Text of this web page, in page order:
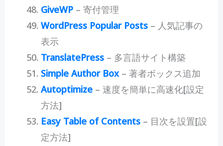
GiveWP– 寄付管理
WordPress Popular Posts– 人気記事の
表示
TranslatePress– 多言語サイト構築
Simple Author Box– 著者ボックス追加
Autoptimize– 速度を簡単に高速化[設定
方法]
Easy Table of Contents – 目次を設置[設
定方法]